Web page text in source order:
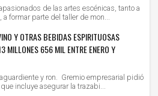
de las artes escénicas, tanto a
formar parte del taller de mon...
Y OTRAS BEBIDAS ESPIRITUOSAS
MILLONES 656 MIL ENTRE ENERO Y
y ron. Gremio empresarial pidió
incluye asegurar la trazabi...